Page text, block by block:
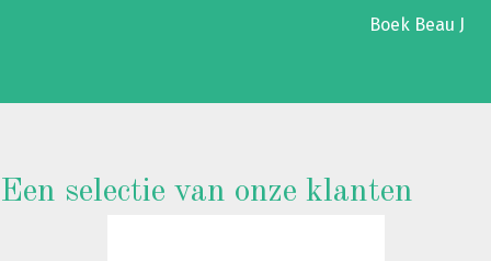
Boek Beau J
Een selectie van onze klanten